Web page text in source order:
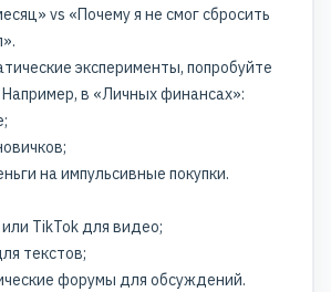
vs «Почему я не смог сбросить
эксперименты, попробуйте
в «Личных финансах»:
на импульсивные покупки.
TikTok для видео;
текстов;
форумы для обсуждений.